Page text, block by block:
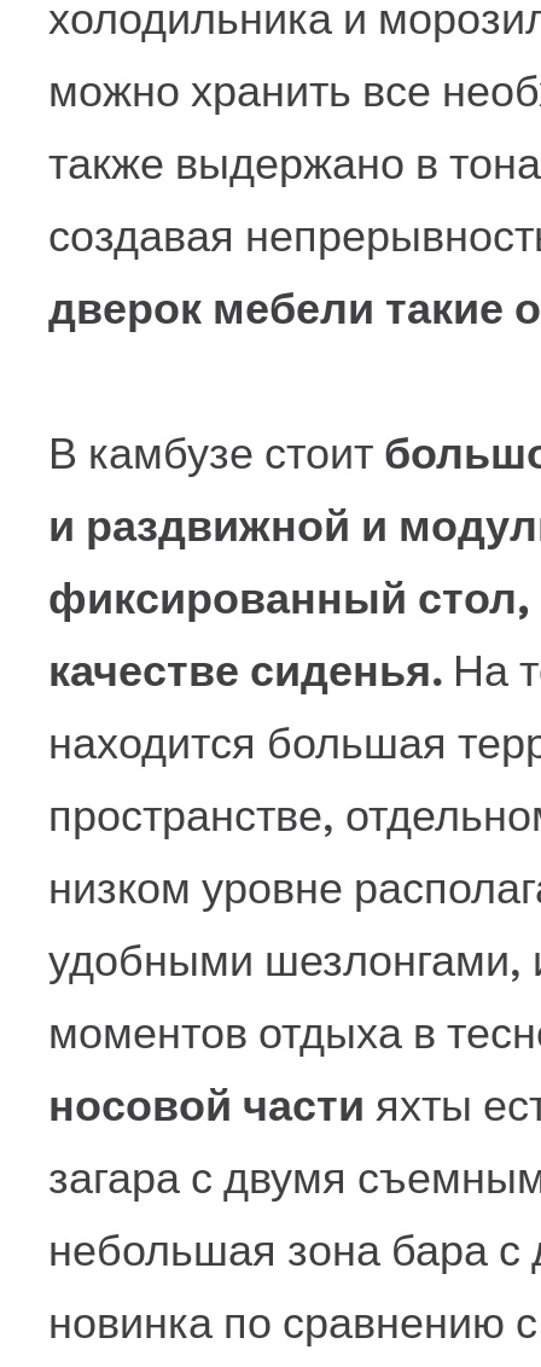
холодильника и
можно хранить все
также выдержано в
создавая
дверок мебели такие
В камбузе стоит
и раздвижной и
фиксированный
качестве сиденья.На
находится большая
пространстве,
низком уровне
удобными шезлонгами,
моментов отдыха в
носовой части яхты
загара с двумя
небольшая зона бара
новинка по сравнению